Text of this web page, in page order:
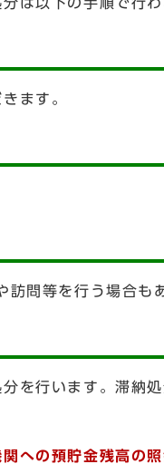
ます。
問等を行う場合も
を行います。滞納
への預貯金残高の